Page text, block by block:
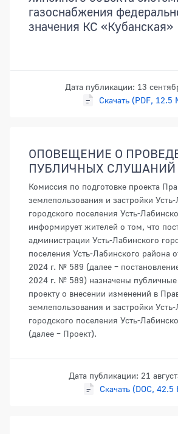
газоснабжения
значения КС «Кубанская»
Дата публикации: 13
Скачать (PDF, 12.5
ОПОВЕЩЕНИЕ О
ПУБЛИЧНЫХ СЛУШАНИЙ
Комиссия по подготовке проекта
землепользования и застройки
городского поселения Усть-
информирует жителей о том, что
администрации Усть-Лабинского
поселения Усть-Лабинского района
2024 г. № 589 (далее –
2024 г. № 589) назначены
проекту о внесении изменений в
землепользования и застройки
городского поселения Усть-
(далее – Проект).
Дата публикации: 21
Скачать (DOC, 42.5